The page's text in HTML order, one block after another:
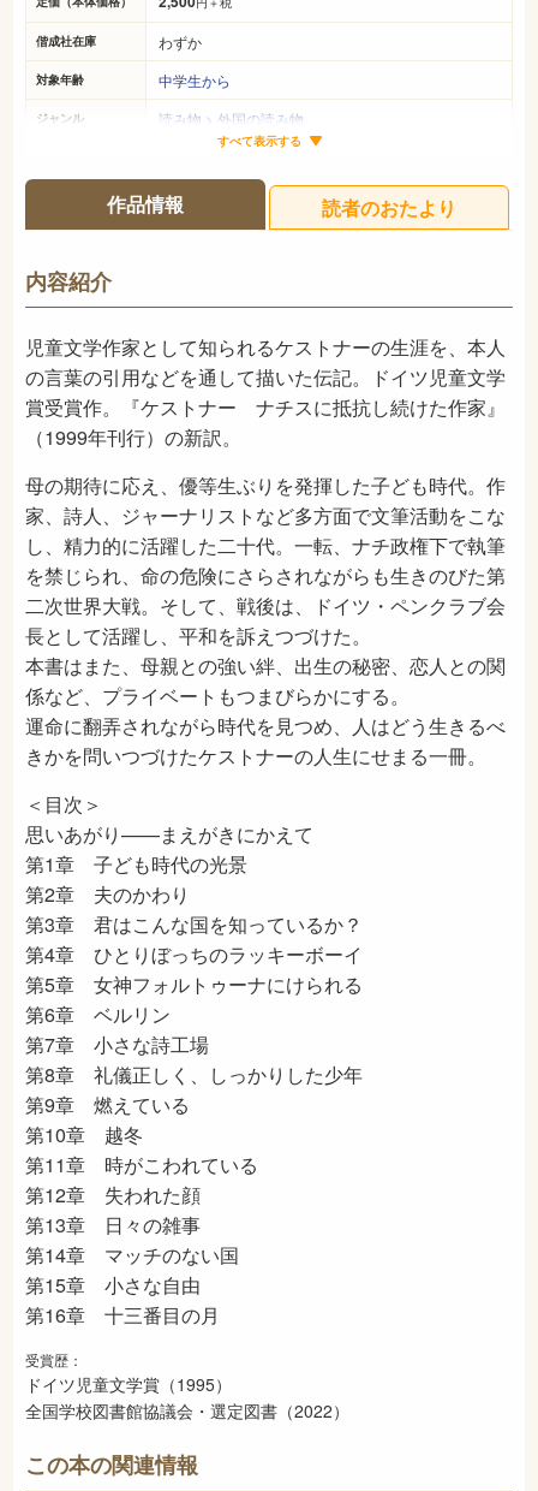
偕成社在庫 わずか
対象年齢 中学生から
ジャンル 読み物 > 外国の読み物
367ページ
ISBN 978-4-03-814250-5
NDC
発売日 2022年3月
すべて表示する
作品情報 読者のおたより
内容紹介
児童文学作家として知られるケストナーの生涯を、本人
の言葉の引用などを通して描いた伝記。ドイツ児童文学
賞受賞作。『ケストナー ナチスに抵抗し続けた作家』
（1999年刊行）の新訳。
母の期待に応え、優等生ぶりを発揮した子ども時代。作
家、詩人、ジャーナリストなど多方面で文筆活動をこな
し、精力的に活躍した二十代。一転、ナチ政権下で執筆
を禁じられ、命の危険にさらされながらも生きのびた第
二次世界大戦。そして、戦後は、ドイツ・ペンクラブ会
長として活躍し、平和を訴えつづけた。
本書はまた、母親との強い絆、出生の秘密、恋人との関
係など、プライベートもつまびらかにする。
運命に翻弄されながら時代を見つめ、人はどう生きるべ
きかを問いつづけたケストナーの人生にせまる一冊。
＜目次＞
思いあがり——まえがきにかえて
第1章 子ども時代の光景
第2章 夫のかわり
第3章 君はこんな国を知っているか？
第4章 ひとりぼっちのラッキーボーイ
第5章 女神フォルトゥーナにけられる
第6章 ベルリン
第7章 小さな詩工場
第8章 礼儀正しく、しっかりした少年
第9章 燃えている
第10章 越冬
第11章 時がこわれている
第12章 失われた顔
第13章 日々の雑事
第14章 マッチのない国
第15章 小さな自由
第16章 十三番目の月
受賞歴：
ドイツ児童文学賞（1995）
全国学校図書館協議会・選定図書（2022）
この本の関連情報